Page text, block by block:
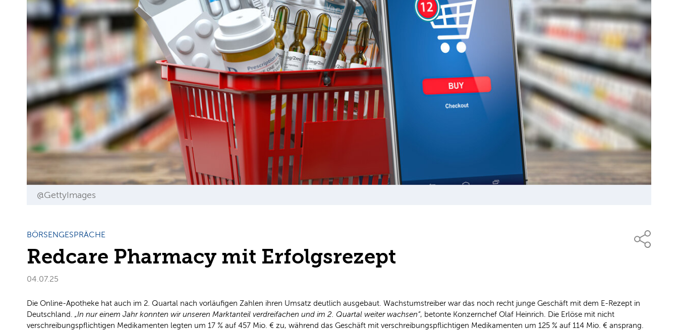
@GettyImages
BÖRSENGESPRÄCHE
Redcare Pharmacy mit Erfolgsrezept
04.07.25
Die Online-Apotheke hat auch im 2. Quartal nach vorläufigen Zahlen ihren Umsatz deutlich ausgebaut. Wachstumstreiber war das noch recht junge Geschäft mit dem E-Rezept in
Deutschland. „In nur einem Jahr konnten wir unseren Marktanteil verdreifachen und im 2. Quartal weiter wachsen“, betonte Konzernchef Olaf Heinrich. Die Erlöse mit nicht
verschreibungspflichtigen Medikamenten legten um 17 % auf 457 Mio. € zu, während das Geschäft mit verschreibungspflichtigen Medikamenten um 125 % auf 114 Mio. € ansprang.